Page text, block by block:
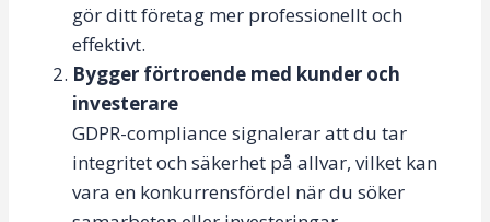
gör ditt företag mer professionellt och
effektivt.
Bygger förtroende med kunder och
investerare
GDPR-compliance signalerar att du tar
integritet och säkerhet på allvar, vilket kan
vara en konkurrensfördel när du söker